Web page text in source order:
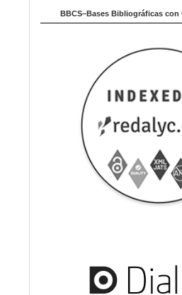
BBCS–Bases Bibliográficas con